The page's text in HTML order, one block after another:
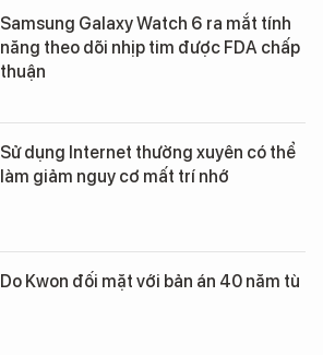
Samsung Galaxy Watch 6 ra mắt tính
năng theo dõi nhịp tim được FDA chấp
thuận
Sử dụng Internet thường xuyên có thể
làm giảm nguy cơ mất trí nhớ
Do Kwon đối mặt với bản án 40 năm tù